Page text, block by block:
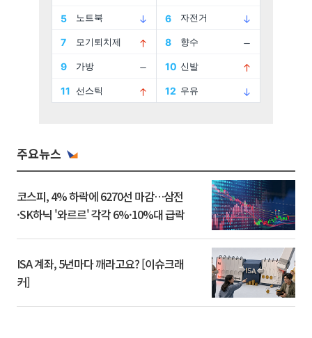
주요뉴스
코스피, 4% 하락에 6270선 마감…삼전
·SK하닉 '와르르' 각각 6%·10%대 급락
ISA 계좌, 5년마다 깨라고요? [이슈크래
커]